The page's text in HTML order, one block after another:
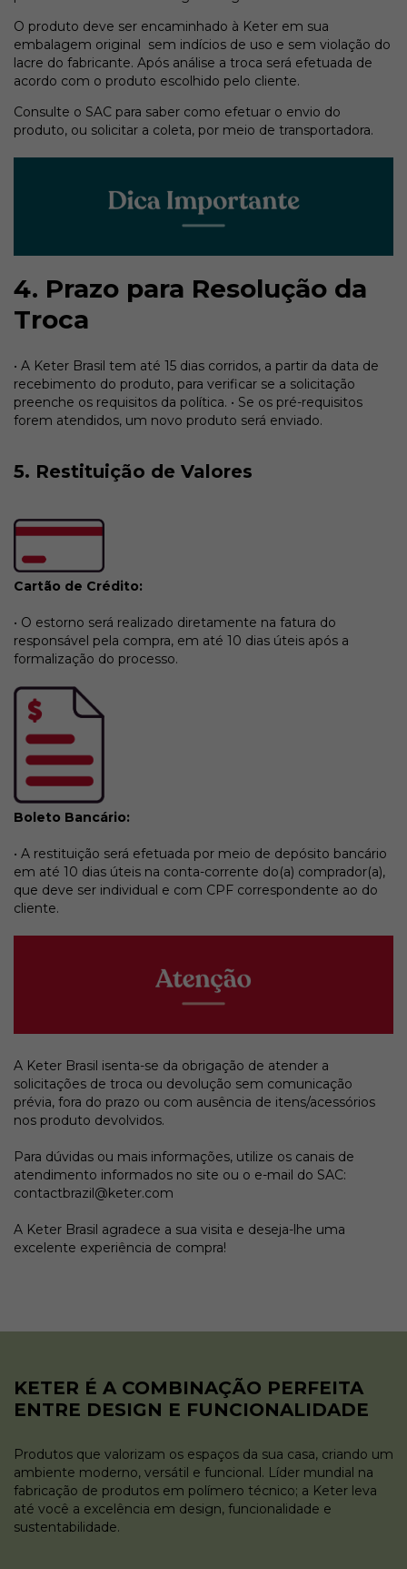
O produto deve ser encaminhado à Keter em sua
embalagem original sem indícios de uso e sem violação do
lacre do fabricante. Após análise a troca será efetuada de
acordo com o produto escolhido pelo cliente.
Consulte o SAC para saber como efetuar o envio do
produto, ou solicitar a coleta, por meio de transportadora.
4. Prazo para Resolução da
Troca
• A Keter Brasil tem até 15 dias corridos, a partir da data de
recebimento do produto, para verificar se a solicitação
preenche os requisitos da política. • Se os pré-requisitos
forem atendidos, um novo produto será enviado.
5. Restituição de Valores
Cartão de Crédito:
• O estorno será realizado diretamente na fatura do
responsável pela compra, em até 10 dias úteis após a
formalização do processo.
Boleto Bancário:
• A restituição será efetuada por meio de depósito bancário
em até 10 dias úteis na conta-corrente do(a) comprador(a),
que deve ser individual e com CPF correspondente ao do
cliente.
A Keter Brasil isenta-se da obrigação de atender a
solicitações de troca ou devolução sem comunicação
prévia, fora do prazo ou com ausência de itens/acessórios
nos produto devolvidos.
Para dúvidas ou mais informações, utilize os canais de
atendimento informados no site ou o e-mail do SAC:
contactbrazil@keter.com
A Keter Brasil agradece a sua visita e deseja-lhe uma
excelente experiência de compra!
KETER É A COMBINAÇÃO PERFEITA
ENTRE DESIGN E FUNCIONALIDADE
Produtos que valorizam os espaços da sua casa, criando um
ambiente moderno, versátil e funcional. Líder mundial na
fabricação de produtos em polímero técnico; a Keter leva
até você a excelência em design, funcionalidade e
sustentabilidade.